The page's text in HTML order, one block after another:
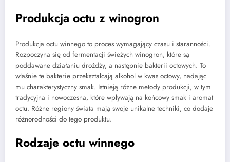
Produkcja octu z winogron
Produkcja octu winnego to proces wymagający czasu i staranności.
Rozpoczyna się od fermentacji świeżych winogron, które są
poddawane działaniu drożdży, a następnie bakterii octowych. To
właśnie te bakterie przekształcają alkohol w kwas octowy, nadając
mu charakterystyczny smak. Istnieją różne metody produkcji, w tym
tradycyjna i nowoczesna, które wpływają na końcowy smak i aromat
octu. Różne regiony świata mają swoje unikalne techniki, co dodaje
różnorodności do tego produktu.
Rodzaje octu winnego